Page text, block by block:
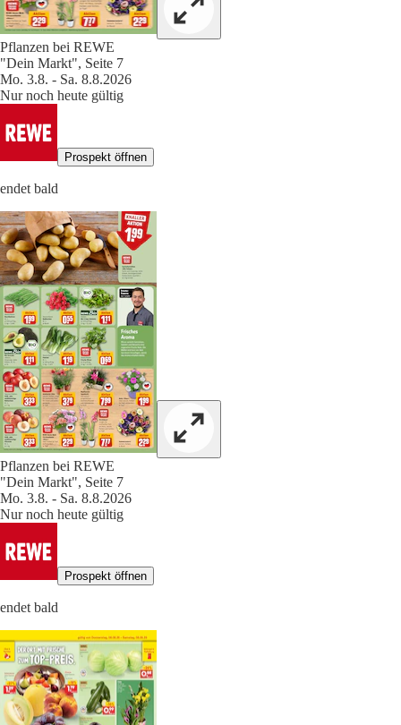
Pflanzen bei REWE
"Dein Markt", Seite 7
Mo. 3.8. - Sa. 8.8.2026
Nur noch heute gültig
Prospekt öffnen
endet bald
Pflanzen bei REWE
"Dein Markt", Seite 7
Mo. 3.8. - Sa. 8.8.2026
Nur noch heute gültig
Prospekt öffnen
endet bald